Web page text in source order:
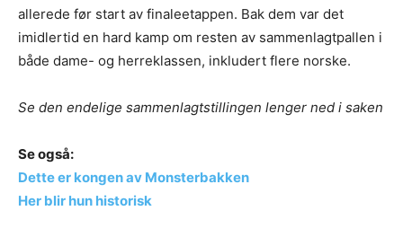
allerede før start av finaleetappen. Bak dem var det
imidlertid en hard kamp om resten av sammenlagtpallen i
både dame- og herreklassen, inkludert flere norske.
Se den endelige sammenlagtstillingen lenger ned i saken
Se også:
Dette er kongen av Monsterbakken
Her blir hun historisk